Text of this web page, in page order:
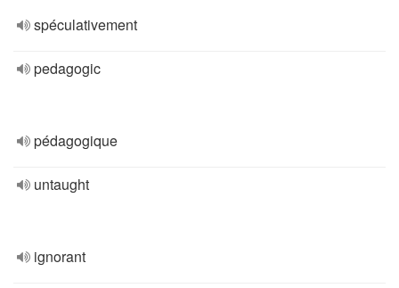
spéculativement
pedagogic
pédagogique
untaught
ignorant